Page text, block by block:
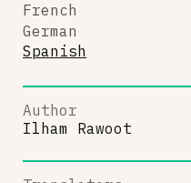
French
German
Spanish
Author
Ilham Rawoot